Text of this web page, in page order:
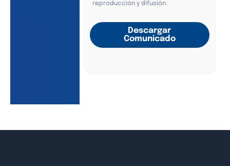
reproducción y difusión.
Descargar
Comunicado